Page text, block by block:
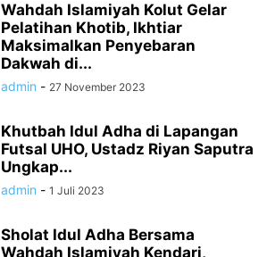
Wahdah Islamiyah Kolut Gelar
Pelatihan Khotib, Ikhtiar
Maksimalkan Penyebaran
Dakwah di...
admin - 27 November 2023
Khutbah Idul Adha di Lapangan
Futsal UHO, Ustadz Riyan Saputra
Ungkap...
admin - 1 Juli 2023
Sholat Idul Adha Bersama
Wahdah Islamiyah Kendari,